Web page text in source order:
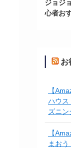
ジョジ
心者お
お
【
ハウス
ズニ
【
まお